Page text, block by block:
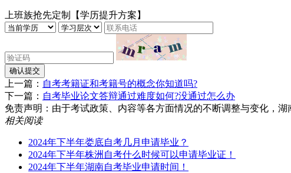
上班族抢先定制【学历提升方案】
确认提交
上一篇： 自考考籍证和考籍号的概念你知道吗?
下一篇： 自考毕业论文答辩通过难度如何?没通过怎么办
免责声明：由于考试政策、内容等各方面情况的不断调整与变化，
相关阅读
2024年下半年娄底自考几月申请毕业？
2024年下半年株洲自考什么时候可以申请毕业证！
2024年下半年湖南自考毕业申请时间！